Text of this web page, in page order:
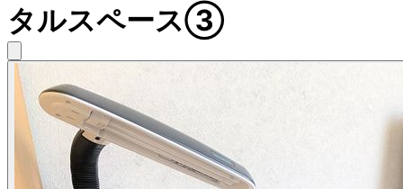
タルスペース③